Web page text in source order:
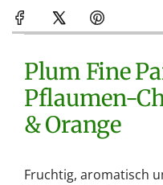
Plum Fine Pairing –
Pflaumen-
& Orange
Fruchtig, aromatisch